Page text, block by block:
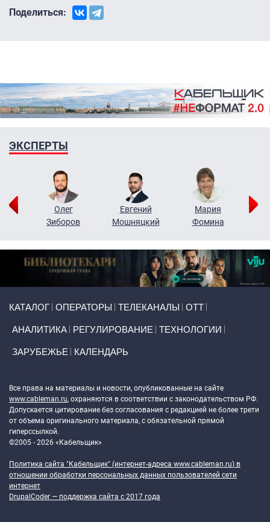
Поделиться:
ЭКСПЕРТЫ
Олег
Зиборов
Евгений
Мошняцкий
Мария
Фомина
КАТАЛОГ ОПЕРАТОРЫ ТЕЛЕКАНАЛЫ ОТТ
АНАЛИТИКА РЕГУЛИРОВАНИЕ ТЕХНОЛОГИИ
ЗАРУБЕЖЬЕ КАЛЕНДАРЬ
Все права на материалы и новости, опубликованные на сайте
www.cableman.ru, охраняются в соответствии с законодательством РФ.
Допускается цитирование без согласования с редакцией не более трети
от объема оригинального материала, с обязательной прямой
гиперссылкой.
©2005 - 2026 «Кабельщик»
Политика сайта "Кабельщик" (интернет-адреса www.cableman.ru) в
отношении обработки персональных данных пользователей сети
интернет
DrupalCoder — поддержка сайта c 2017 года